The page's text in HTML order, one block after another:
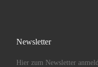
Newsletter
Hier zum Newsletter